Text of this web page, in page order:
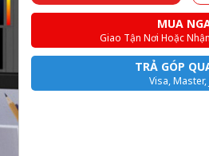
MUA
Giao Tận Nơi Hoặc
TRẢ GÓP
Visa, Master,